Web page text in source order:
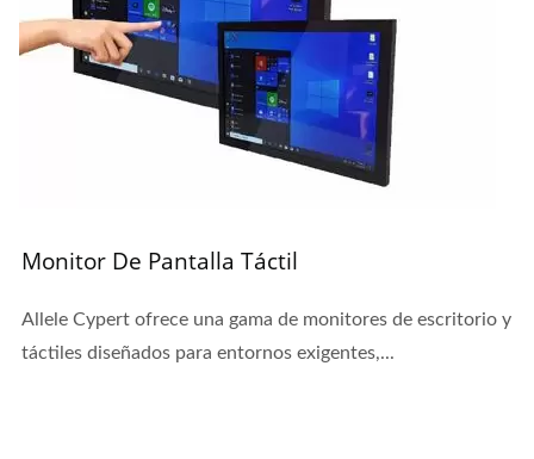
Monitor De Pantalla Táctil
Allele Cypert ofrece una gama de monitores de escritorio y
táctiles diseñados para entornos exigentes,...